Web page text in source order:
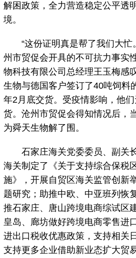
解困政策，全力营造稳定公平透
境。
“这份证明真是帮了我们大忙
州市贸促会开具的不可抗力事实
物科技有限公司总经理王玉梅感
生物与德国客户签订了40吨饲料
年2月底交货。受疫情影响，他
货。沧州市贸促会得知情况后，
为舜天生物解了围。
石家庄海关党委委员、副关长
海关制定了《关于支持综合保税
施》，开展自贸区海关监管创新
题研究；助推中欧、中亚班列恢
推石家庄、唐山跨境电商综试区
皇岛、廊坊做好跨境电商零售进
进出口税收优惠政策，支持相关
支持更多企业借助新业态扩大贸